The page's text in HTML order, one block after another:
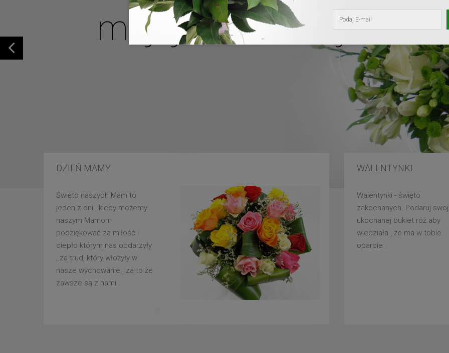
mojej ukochanej
DZIEŃ MAMY
Święto naszych Mam to
jeden z dni , kiedy możemy
naszym Mamom
podziękować za miłość i
ciepło którym nas obdarzyły
, za trud, który włożyły w
nasze wychowanie , za to że
zawsze są z nami .
WALENTYNKI
Walentynki - święto
zakochanych. Podaruj
ukochanej bukiet róż aby
wiedziała , że ma w tobie
oparcie .